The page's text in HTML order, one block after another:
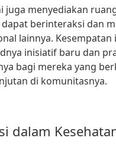
juga menyediakan
berinteraksi dan
lainnya.
inisiatif baru dan
bagi mereka yang
di komunitasnya.
dalam